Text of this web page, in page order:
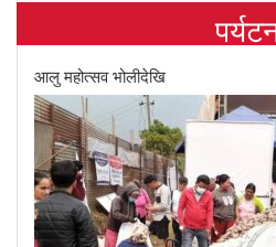
आलु महोत्सव भोलीदेखि